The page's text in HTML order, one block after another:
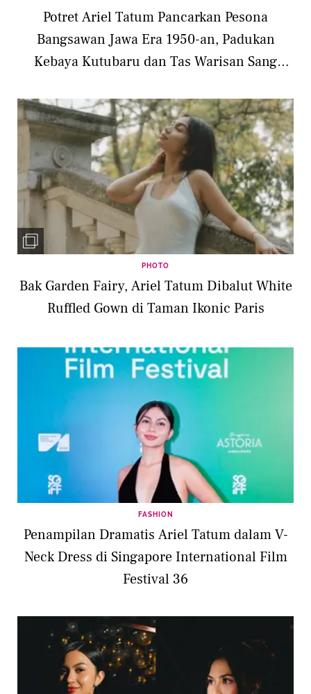
Potret Ariel Tatum Pancarkan Pesona
Bangsawan Jawa Era 1950-an, Padukan
Kebaya Kutubaru dan Tas Warisan Sang
PHOTO
Bak Garden Fairy, Ariel Tatum Dibalut White
Ruffled Gown di Taman Ikonic Paris
FASHION
Penampilan Dramatis Ariel Tatum dalam V-
Neck Dress di Singapore International Film
Festival 36